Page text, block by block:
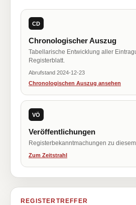
CD
Chronologischer Auszug
Tabellarische Entwicklung aller
Registerblatt.
Abrufstand 2024-12-23
Chronologischen Auszug ansehen
VÖ
Veröffentlichungen
Registerbekanntmachungen zu
Zum Zeitstrahl
REGISTERTREFFER